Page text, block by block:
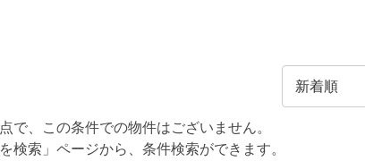
で、この条件での物件はございません。
を検索」ページから、条件検索ができます。